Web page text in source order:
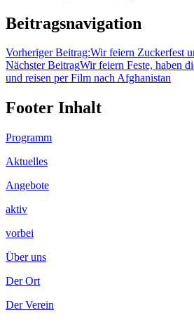
Beitragsnavigation
Vorheriger Beitrag:Wir feiern Zuckerfest
Nächster BeitragWir feiern Feste, haben
und reisen per Film nach Afghanistan
Footer Inhalt
Programm
Aktuelles
Angebote
aktiv
vorbei
Über uns
Der Ort
Der Verein